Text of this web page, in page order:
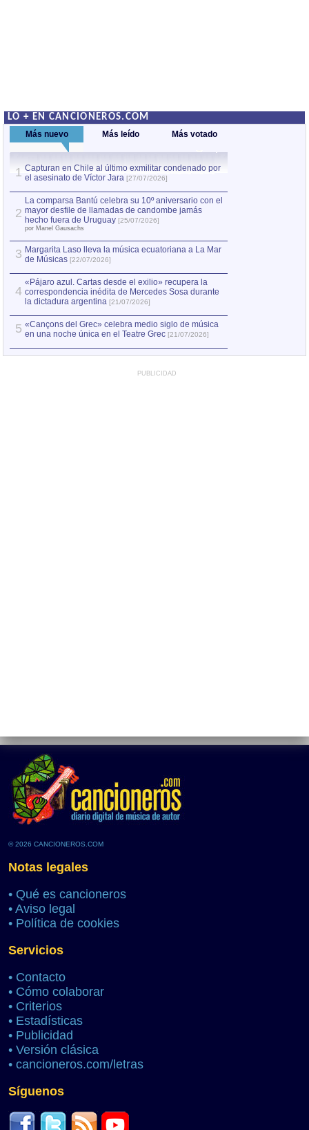
LO + EN CANCIONEROS.COM
Más nuevo Más leído Más votado
1 Capturan en Chile al último exmilitar condenado por
el asesinato de Víctor Jara [27/07/2026]
2
La comparsa Bantú celebra su 10º aniversario con el
mayor desfile de llamadas de candombe jamás
hecho fuera de Uruguay [25/07/2026]
por Manel Gausachs
3 Margarita Laso lleva la música ecuatoriana a La Mar
de Músicas [22/07/2026]
4
«Pájaro azul. Cartas desde el exilio» recupera la
correspondencia inédita de Mercedes Sosa durante
la dictadura argentina [21/07/2026]
5 «Cançons del Grec» celebra medio siglo de música
en una noche única en el Teatre Grec [21/07/2026]
PUBLICIDAD
© 2026 CANCIONEROS.COM
Notas legales
• Qué es cancioneros
• Aviso legal
• Política de cookies
Servicios
• Contacto
• Cómo colaborar
• Criterios
• Estadísticas
• Publicidad
• Versión clásica
• cancioneros.com/letras
Síguenos